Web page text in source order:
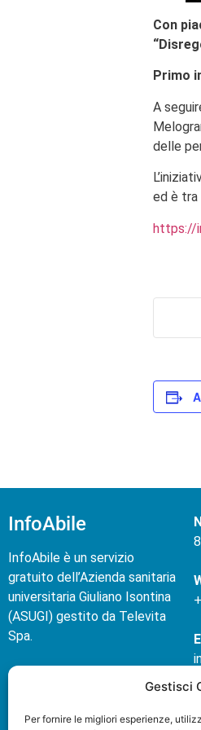
Gestisci
Per fornire le migliori esperienze,
Con
Primo
A
delle
ed è tra
https://
InfoAbile
InfoAbile è un servizio
gratuito dell’Azienda sanitaria
universitaria Giuliano Isontina
(ASUGI) gestito da Televita
Spa.
Chi siamo
Privacy policy
+